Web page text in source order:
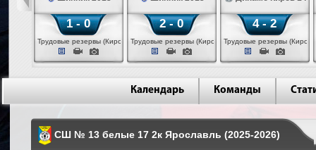
1 - 0
Трудовые резервы (Киров)
2 - 0
Трудовые резервы (Киров)
4 - 2
Трудовые резервы (Киров)
Календарь Команды
СШ № 13 белые 17 2к Ярославль (2025-2026)